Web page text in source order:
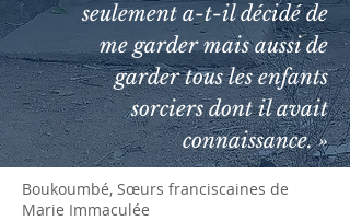
seulement a-t-il décidé de
me garder mais aussi de
garder tous les enfants
sorciers dont il avait
connaissance. »
Boukoumbé, Sœurs franciscaines de
Marie Immaculée